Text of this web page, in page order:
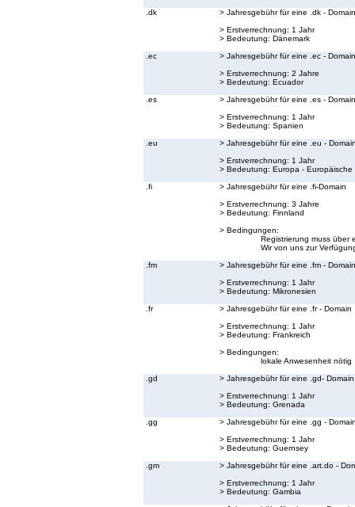
.dk
> Jahresgebühr für eine .dk - Domain
> Erstverrechnung: 1 Jahr
> Bedeutung: Dänemark
.ec
> Jahresgebühr für eine .ec - Domain
> Erstverrechnung: 2 Jahre
> Bedeutung: Ecuador
.es
> Jahresgebühr für eine .es - Domain
> Erstverrechnung: 1 Jahr
> Bedeutung: Spanien
.eu
> Jahresgebühr für eine .eu -
> Erstverrechnung: 1 Jahr
> Bedeutung: Europa - Europäische
.fi
> Jahresgebühr für eine .fi-Domain
> Erstverrechnung: 3 Jahre
> Bedeutung: Finnland
> Bedingungen:
Registrierung muss über
Wir von uns zur
.fm
> Jahresgebühr für eine .fm - Domain
> Erstverrechnung: 1 Jahr
> Bedeutung: Mikronesien
.fr
> Jahresgebühr für eine .fr - Domain
> Erstverrechnung: 1 Jahr
> Bedeutung: Frankreich
> Bedingungen:
lokale Anwesenheit nötig
.gd
> Jahresgebühr für eine .gd- Domain
> Erstverrechnung: 1 Jahr
> Bedeutung: Grenada
.gg
> Jahresgebühr für eine .gg -
> Erstverrechnung: 1 Jahr
> Bedeutung: Guernsey
.gm
> Jahresgebühr für eine .art.do -
> Erstverrechnung: 1 Jahr
> Bedeutung: Gambia